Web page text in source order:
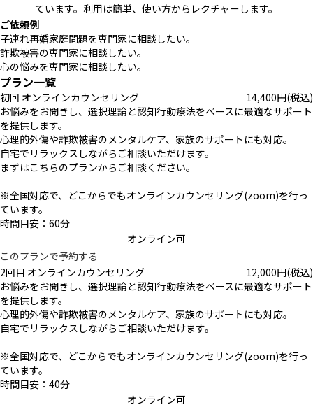
ています。利用は簡単、使い方からレクチャーします。
ご依頼例
子連れ再婚家庭問題を専門家に相談したい。
詐欺被害の専門家に相談したい。
心の悩みを専門家に相談したい。
プラン一覧
初回 オンラインカウンセリング 14,400円(税込)
お悩みをお聞きし、選択理論と認知行動療法をベースに最適なサポート
を提供します。
心理的外傷や詐欺被害のメンタルケア、家族のサポートにも対応。
自宅でリラックスしながらご相談いただけます。
まずはこちらのプランからご相談ください。
※全国対応で、どこからでもオンラインカウンセリング(zoom)を行っ
ています。
時間目安：60分
オンライン可
このプランで予約する
2回目 オンラインカウンセリング
12,000円(税込)
お悩みをお聞きし、選択理論と認知行動療法をベースに最適なサポート
を提供します。
心理的外傷や詐欺被害のメンタルケア、家族のサポートにも対応。
自宅でリラックスしながらご相談いただけます。
※全国対応で、どこからでもオンラインカウンセリング(zoom)を行っ
ています。
時間目安：40分
オンライン可